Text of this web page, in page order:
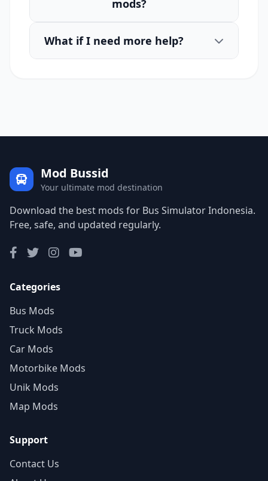
mods?
What if I need more help?
Mod Bussid
Your ultimate mod destination
Download the best mods for Bus Simulator Indonesia.
Free, safe, and updated regularly.
Categories
Bus Mods
Truck Mods
Car Mods
Motorbike Mods
Unik Mods
Map Mods
Support
Contact Us